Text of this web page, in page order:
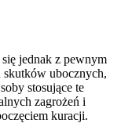
jednak z pewnym
skutków ubocznych,
stosujące te
zagrożeń i
kuracji.